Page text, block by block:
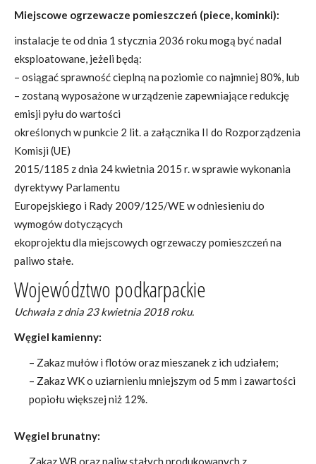
Miejscowe ogrzewacze pomieszczeń (piece, kominki):
instalacje te od dnia 1 stycznia 2036 roku mogą być nadal
eksploatowane, jeżeli będą:
– osiągać sprawność cieplną na poziomie co najmniej 80%, lub
– zostaną wyposażone w urządzenie zapewniające redukcję
emisji pyłu do wartości
określonych w punkcie 2 lit. a załącznika II do Rozporządzenia
Komisji (UE)
2015/1185 z dnia 24 kwietnia 2015 r. w sprawie wykonania
dyrektywy Parlamentu
Europejskiego i Rady 2009/125/WE w odniesieniu do
wymogów dotyczących
ekoprojektu dla miejscowych ogrzewaczy pomieszczeń na
paliwo stałe.
Województwo podkarpackie
Uchwała z dnia 23 kwietnia 2018 roku.
Węgiel kamienny:
– Zakaz mułów i flotów oraz mieszanek z ich udziałem;
– Zakaz WK o uziarnieniu mniejszym od 5 mm i zawartości
popiołu większej niż 12%.
Węgiel brunatny:
Zakaz WB oraz paliw stałych produkowanych z